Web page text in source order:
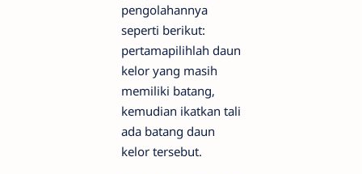
pengolahannya
seperti berikut:
pertamapilihlah daun
kelor yang masih
memiliki batang,
kemudian ikatkan tali
ada batang daun
kelor tersebut.